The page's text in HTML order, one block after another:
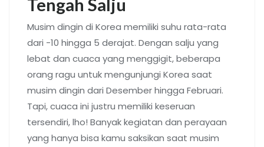
Tengah Salju
Musim dingin di Korea memiliki suhu rata-rata
dari -10 hingga 5 derajat. Dengan salju yang
lebat dan cuaca yang menggigit, beberapa
orang ragu untuk mengunjungi Korea saat
musim dingin dari Desember hingga Februari.
Tapi, cuaca ini justru memiliki keseruan
tersendiri, lho! Banyak kegiatan dan perayaan
yang hanya bisa kamu saksikan saat musim